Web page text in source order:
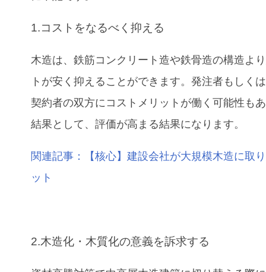
1.コストをなるべく抑える
木造は、鉄筋コンクリート造や鉄骨造の構造よ
トが安く抑えることができます。発注者もしく
契約者の双方にコストメリットが働く可能性も
結果として、評価が高まる結果になります。
関連記事：【核心】建設会社が大規模木造に取
ット
2.木造化・木質化の意義を訴求する